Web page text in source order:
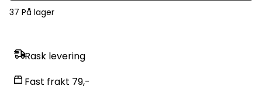
37 På lager
Rask levering
Fast frakt 79,-